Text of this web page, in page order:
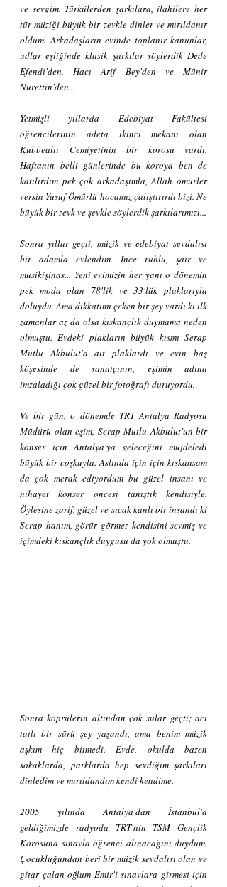
ve sevgim. Türkülerden şarkılara, ilahilere her
tür müziği büyük bir zevkle dinler ve mırıldanır
oldum. Arkadaşların evinde toplanır kanunlar,
udlar eşliğinde klasik şarkılar söylerdik Dede
Efendi'den, Hacı Arif Bey'den ve Münir
Nurettin'den...
Yetmişli yıllarda Edebiyat Fakültesi
öğrencilerinin adeta ikinci mekanı olan
Kubbealtı Cemiyetinin bir korosu vardı.
Haftanın belli günlerinde bu koroya ben de
katılırdım pek çok arkadaşımla, Allah ömürler
versin Yusuf Ömürlü hocamız çalıştırırdı bizi. Ne
büyük bir zevk ve şevkle söylerdik şarkılarımızı...
Sonra yıllar geçti, müzik ve edebiyat sevdalısı
bir adamla evlendim. İnce ruhlu, şair ve
musikişinas... Yeni evimizin her yanı o dönemin
pek moda olan 78'lik ve 33'lük plaklarıyla
doluydu. Ama dikkatimi çeken bir şey vardı ki ilk
zamanlar az da olsa kıskançlık duymama neden
olmuştu. Evdeki plakların büyük kısmı Serap
Mutlu Akbulut'a ait plaklardı ve evin baş
köşesinde de sanatçının, eşimin adına
imzaladığı çok güzel bir fotoğrafı duruyordu.
Ve bir gün, o dönemde TRT Antalya Radyosu
Müdürü olan eşim, Serap Mutlu Akbulut'un bir
konser için Antalya'ya geleceğini müjdeledi
büyük bir coşkuyla. Aslında için için kıskansam
da çok merak ediyordum bu güzel insanı ve
nihayet konser öncesi tanıştık kendisiyle.
Öylesine zarif, güzel ve sıcak kanlı bir insandı ki
Serap hanım, görür görmez kendisini sevmiş ve
içimdeki kıskançlık duygusu da yok olmuştu.
Sonra köprülerin altından çok sular geçti; acı
tatlı bir sürü şey yaşandı, ama benim müzik
aşkım hiç bitmedi. Evde, okulda bazen
sokaklarda, parklarda hep sevdiğim şarkıları
dinledim ve mırıldandım kendi kendime.
2005 yılında Antalya'dan İstanbul'a
geldiğimizde radyoda TRT'nin TSM Gençlik
Korosuna sınavla öğrenci alınacağını duydum.
Çocukluğundan beri bir müzik sevdalısı olan ve
gitar çalan oğlum Emir'i sınavlara girmesi için